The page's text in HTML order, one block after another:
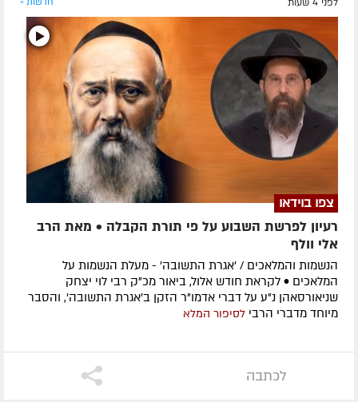
צפו בוידאו
רעיון לפרשת השבוע על פי תורת הקבלה • מאת הרב
אלי וולף
הנשמות והמלאכים / 'אגרת התשובה' - מעלת הנשמות על
המלאכים • לקראת חודש אלול, ביאור מכ"ק רבי לוי יצחק
שניאורסאהן נ"ע על דברי אדמו"ר הזקן ב'אגרת התשובה', והסבר
מיוחד מדברי הרבי לסיפור המלא
לכתבה